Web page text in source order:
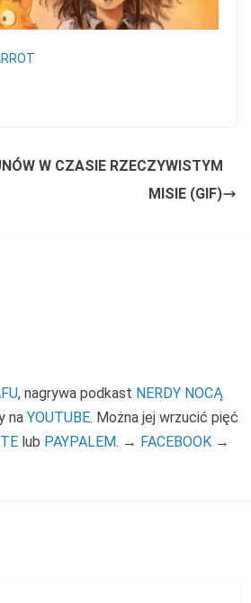
W CZASIE RZECZYWISTYM
MISIE (GIF)
, nagrywa podkast NERDY NOCĄ
naYOUTUBE. Można jej wrzucić pięć
lub PAYPALEM. → FACEBOOK →